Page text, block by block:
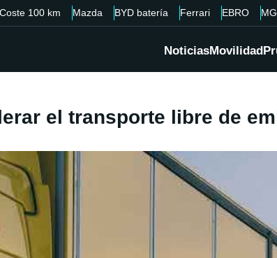
Coste 100 km Mazda BYD batería Ferrari EBRO
NoticiasMovilidad
el transporte libre de